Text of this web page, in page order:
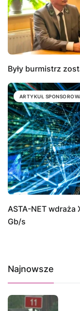
Były burmistrz
ARTYKUŁ
ASTA-NET wdraża
Gb/s
Najnowsze